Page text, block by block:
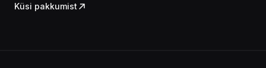
Küsi pakkumist